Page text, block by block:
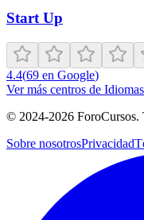
Start Up
4.4(69 en Google)
Ver más centros de Idiomas
© 2024-2026 ForoCursos.
Sobre nosotrosPrivacidad